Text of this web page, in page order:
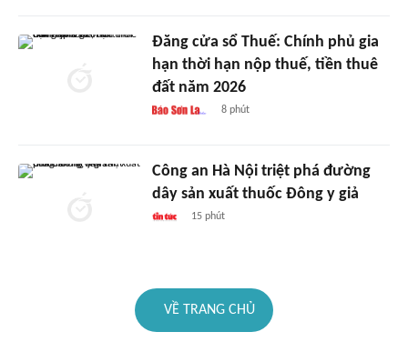
Đăng cửa sổ Thuế: Chính phủ gia
hạn thời hạn nộp thuế, tiền thuê
đất năm 2026
8 phút
Công an Hà Nội triệt phá đường
dây sản xuất thuốc Đông y giả
15 phút
VỀ TRANG CHỦ